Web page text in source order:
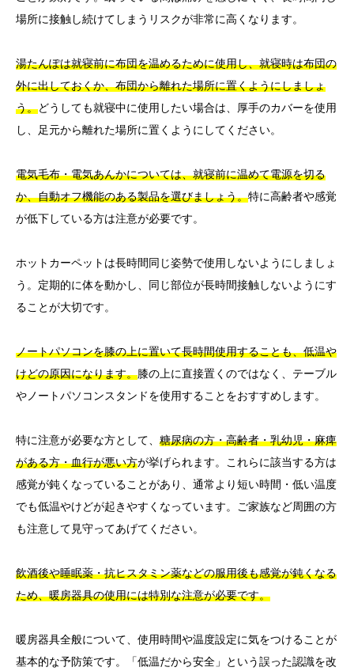
場所に接触し続けてしまうリスクが非常に高くなります。
湯たんぽは就寝前に布団を温めるために使用し、就寝時は布団の
外に出しておくか、布団から離れた場所に置くようにしましょ
う。どうしても就寝中に使用したい場合は、厚手のカバーを使用
し、足元から離れた場所に置くようにしてください。
電気毛布・電気あんかについては、就寝前に温めて電源を切る
か、自動オフ機能のある製品を選びましょう。特に高齢者や感覚
が低下している方は注意が必要です。
ホットカーペットは長時間同じ姿勢で使用しないようにしましょ
う。定期的に体を動かし、同じ部位が長時間接触しないようにす
ることが大切です。
ノートパソコンを膝の上に置いて長時間使用することも、低温や
けどの原因になります。膝の上に直接置くのではなく、テーブル
やノートパソコンスタンドを使用することをおすすめします。
特に注意が必要な方として、 糖尿病の方・高齢者・乳幼児・麻痺
がある方・血行が悪い方が挙げられます。これらに該当する方は
感覚が鈍くなっていることがあり、通常より短い時間・低い温度
でも低温やけどが起きやすくなっています。ご家族など周囲の方
も注意して見守ってあげてください。
飲酒後や睡眠薬・抗ヒスタミン薬などの服用後も感覚が鈍くなる
ため、暖房器具の使用には特別な注意が必要です。
暖房器具全般について、使用時間や温度設定に気をつけることが
基本的な予防策です。「低温だから安全」という誤った認識を改